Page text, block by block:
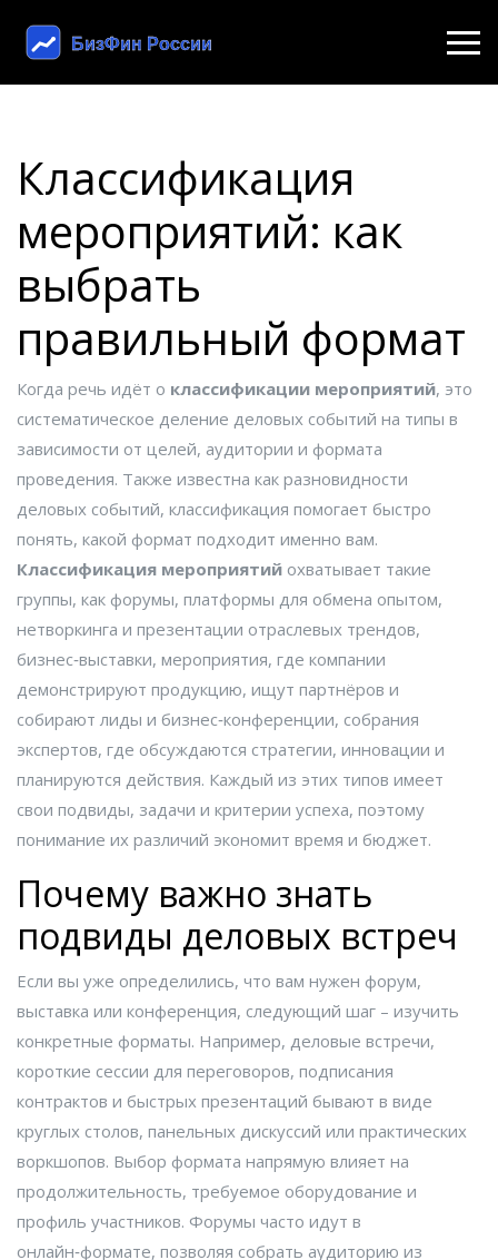
Классификация
мероприятий: как
выбрать
правильный формат
Когда речь идёт о классификации мероприятий, это
систематическое деление деловых событий на типы в
зависимости от целей, аудитории и формата
проведения. Также известна как разновидности
деловых событий, классификация помогает быстро
понять, какой формат подходит именно вам.
Классификация мероприятий охватывает такие
группы, как форумы, платформы для обмена опытом,
нетворкинга и презентации отраслевых трендов,
бизнес‑выставки, мероприятия, где компании
демонстрируют продукцию, ищут партнёров и
собирают лиды и бизнес‑конференции, собрания
экспертов, где обсуждаются стратегии, инновации и
планируются действия. Каждый из этих типов имеет
свои подвиды, задачи и критерии успеха, поэтому
понимание их различий экономит время и бюджет.
Почему важно знать
подвиды деловых встреч
Если вы уже определились, что вам нужен форум,
выставка или конференция, следующий шаг – изучить
конкретные форматы. Например, деловые встречи,
короткие сессии для переговоров, подписания
контрактов и быстрых презентаций бывают в виде
круглых столов, панельных дискуссий или практических
воркшопов. Выбор формата напрямую влияет на
продолжительность, требуемое оборудование и
профиль участников. Форумы часто идут в
онлайн‑формате, позволяя собрать аудиторию из